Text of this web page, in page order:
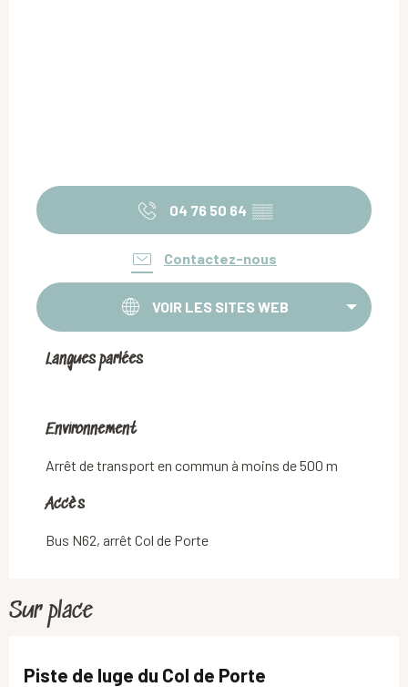
04 76 50 64 ▒▒
Contactez-nous
VOIR LES SITES WEB
Langues parlées
Langues parlées
Environnement
Environnement
Arrêt de transport en commun à moins de 500 m
Accès
Accès
Bus N62, arrêt Col de Porte
Sur place
Piste de luge du Col de Porte